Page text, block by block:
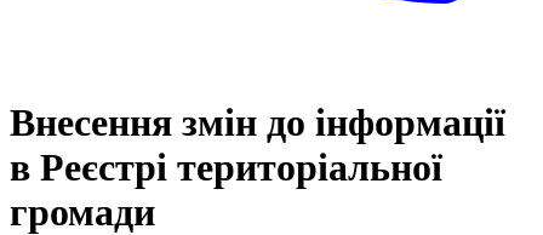
Внесення змін до інформації
в Реєстрі територіальної
громади